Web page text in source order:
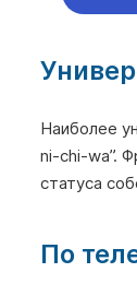
Наиболее
ni-chi-wa”.
статуса
По